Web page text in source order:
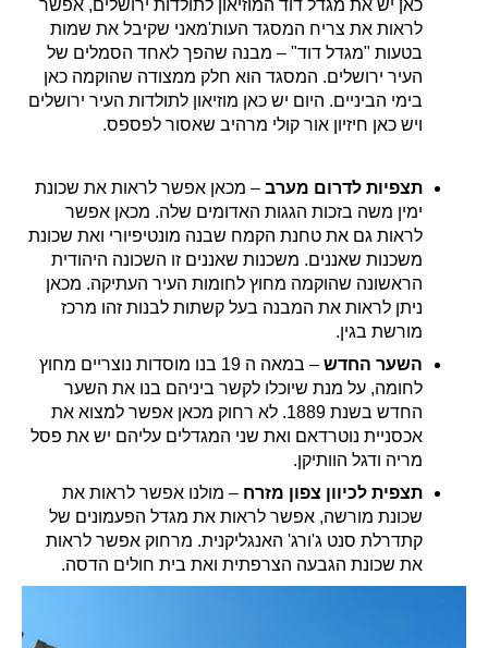
כאן יש את מגדל דוד המוזיאון לתולדות ירושלים, אפשר
לראות את צריח המסגד העות'מאני שקיבל את שמות
בטעות "מגדל דוד" – מבנה שהפך לאחד הסמלים של
העיר ירושלים. המסגד הוא חלק ממצודה שהוקמה כאן
בימי הביניים. היום יש כאן מוזיאון לתולדות העיר ירושלים
ויש כאן חיזיון אור קולי מרהיב שאסור לפספס.
תצפיות לדרום מערב – מכאן אפשר לראות את שכונת
ימין משה בזכות הגגות האדומים שלה. מכאן אפשר
לראות גם את טחנת הקמח שבנה מונטיפיורי ואת שכונת
משכנות שאננים. משכנות שאננים זו השכונה היהודית
הראשונה שהוקמה מחוץ לחומות העיר העתיקה. מכאן
ניתן לראות את המבנה בעל קשתות לבנות זהו מרכז
מורשת בגין.
השער החדש
– במאה ה 19 בנו מוסדות נוצריים מחוץ
לחומה, על מנת שיוכלו לקשר ביניהם בנו את השער
החדש בשנת 1889. לא רחוק מכאן אפשר למצוא את
אכסניית נוטרדאם ואת שני המגדלים עליהם יש את פסל
מריה ודגל הוותיקן.
תצפית לכיוון צפון מזרח – מולנו אפשר לראות את
שכונת מורשה, אפשר לראות את מגדל הפעמונים של
קתדרלת סנט ג'ורג' האנגליקנית. מרחוק אפשר לראות
את שכונת הגבעה הצרפתית ואת בית חולים הדסה.